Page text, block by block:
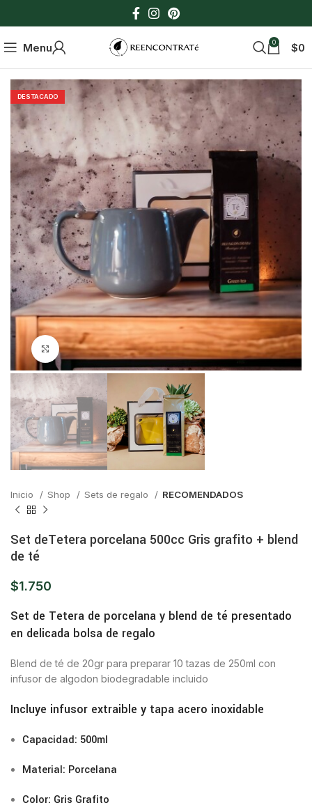
Menu 0 $0
DESTACADO
Click para ampliar
Inicio Shop Sets de regalo RECOMENDADOS
Set deTetera porcelana 500cc Gris grafito + blend
de té
$1.750
Set de Tetera de porcelana y blend de té presentado
en delicada bolsa de regalo
Blend de té de 20gr para preparar 10 tazas de 250ml con
infusor de algodon biodegradable incluido
Incluye infusor extraible y tapa acero inoxidable
Capacidad: 500ml
Material: Porcelana
Color: Gris Grafito